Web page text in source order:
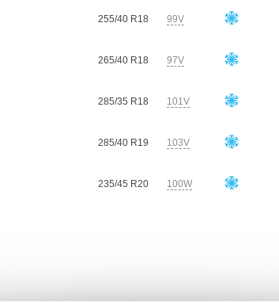
255/40 R18 99V
265/40 R18 97V
285/35 R18 101V
285/40 R19 103V
235/45 R20 100W